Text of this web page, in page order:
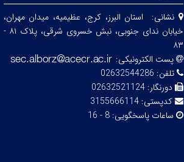
نشانی:
استان البرز، کرج، عظیمیه، میدان مهران،
خیابان ندای جنوبی، نبش خسروی شرقی، پلاک ۸۱ -
۸۳
پست الکترونیکی:
تلفن: 02632544286
دورنگار:02632521124
کدپستی:3155666114
ساعات پاسخگویی:8 - 16